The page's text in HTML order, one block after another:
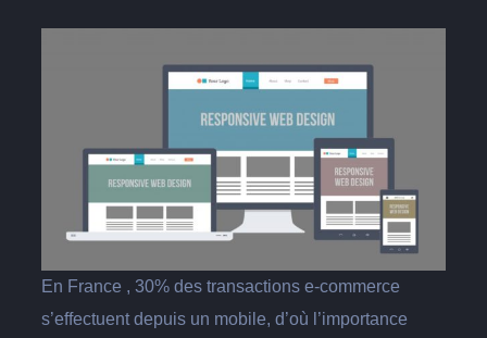
En France , 30% des transactions e-commerce
s’effectuent depuis un mobile, d’où l’importance